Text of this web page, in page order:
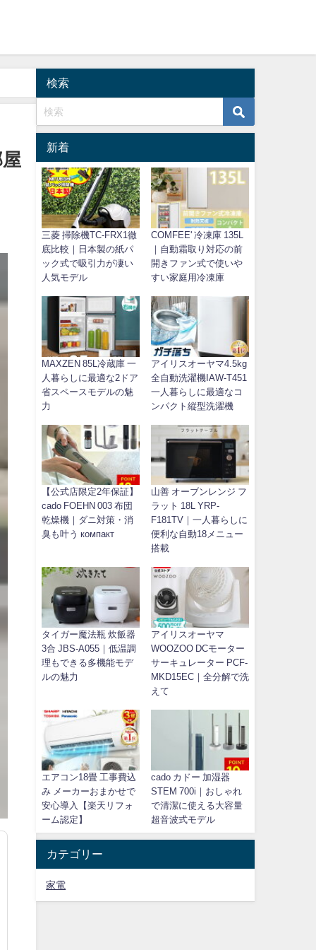
検索
新着
三菱 掃除機TC-FRX1徹
底比較｜日本製の紙パ
ック式で吸引力が凄い
人気モデル
COMFEE' 冷凍庫 135L
｜自動霜取り対応の前
開きファン式で使いや
すい家庭用冷凍庫
MAXZEN 85L冷蔵庫 一
人暮らしに最適な2ドア
省スペースモデルの魅
力
アイリスオーヤマ4.5kg
全自動洗濯機IAW-T451
一人暮らしに最適なコ
ンパクト縦型洗濯機
【公式店限定2年保証】
cado FOEHN 003 布団
乾燥機｜ダニ対策・消
臭も叶う компакт
山善 オーブンレンジ フ
ラット 18L YRP-
F181TV｜一人暮らしに
便利な自動18メニュー
搭載
タイガー魔法瓶 炊飯器
3合 JBS-A055｜低温調
理もできる多機能モデ
ルの魅力
アイリスオーヤマ
WOOZOO DCモーター
サーキュレーター PCF-
MKD15EC｜全分解で洗
えて
エアコン18畳 工事費込
み メーカーおまかせで
安心導入【楽天リフォ
ーム認定】
cado カドー 加湿器
STEM 700i｜おしゃれ
で清潔に使える大容量
超音波式モデル
カテゴリー
家電